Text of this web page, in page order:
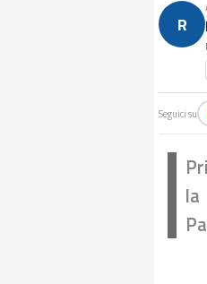
R
Seguici su
la